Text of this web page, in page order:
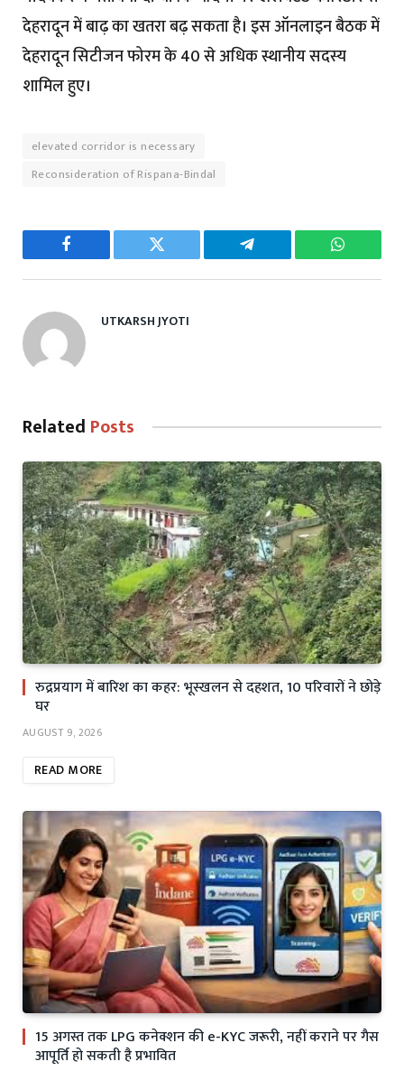
देहरादून में बाढ़ का खतरा बढ़ सकता है। इस ऑनलाइन बैठक में
देहरादून सिटीजन फोरम के 40 से अधिक स्थानीय सदस्य
शामिल हुए।
elevated corridor is necessary
Reconsideration of Rispana-Bindal
Facebook Twitter Telegram
UTKARSH JYOTI
Related Posts
रुद्रप्रयाग में बारिश का कहर: भूस्खलन से दहशत, 10 परिवारों ने छोड़े
घर
AUGUST 9, 2026
READ MORE
15 अगस्त तक LPG कनेक्शन की e-KYC जरूरी, नहीं कराने पर गैस
आपूर्ति हो सकती है प्रभावित